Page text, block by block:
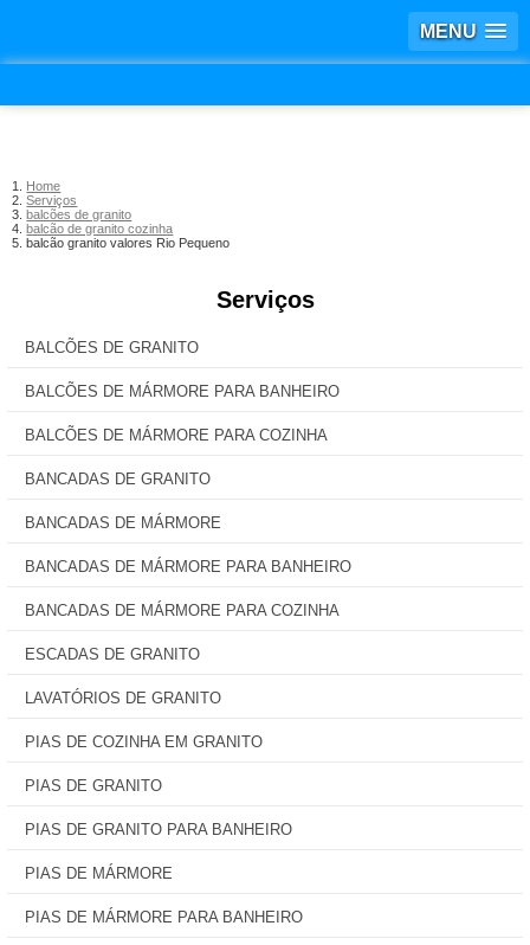
MENU
Home
Serviços
balcões de granito
balcão de granito cozinha
balcão granito valores Rio Pequeno
Serviços
BALCÕES DE GRANITO
BALCÕES DE MÁRMORE PARA BANHEIRO
BALCÕES DE MÁRMORE PARA COZINHA
BANCADAS DE GRANITO
BANCADAS DE MÁRMORE
BANCADAS DE MÁRMORE PARA BANHEIRO
BANCADAS DE MÁRMORE PARA COZINHA
ESCADAS DE GRANITO
LAVATÓRIOS DE GRANITO
PIAS DE COZINHA EM GRANITO
PIAS DE GRANITO
PIAS DE GRANITO PARA BANHEIRO
PIAS DE MÁRMORE
PIAS DE MÁRMORE PARA BANHEIRO